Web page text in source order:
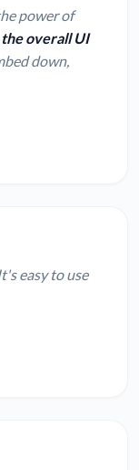
power of
overall UI
down,
easy to use